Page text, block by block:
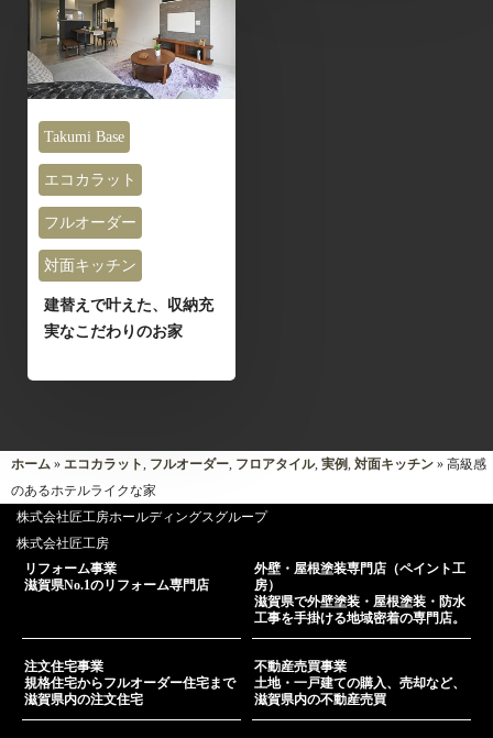
Takumi Base
エコカラット
フルオーダー
対面キッチン
建替えで叶えた、収納充
実なこだわりのお家
ホーム » エコカラット, フルオーダー, フロアタイル, 実例, 対面キッチン » 高級感
のあるホテルライクな家
株式会社匠工房ホールディングスグループ
株式会社匠工房
リフォーム事業
滋賀県No.1のリフォーム専門店
外壁・屋根塗装専門店（ペイント工
房）
滋賀県で外壁塗装・屋根塗装・防水
工事を手掛ける地域密着の専門店。
注文住宅事業
規格住宅からフルオーダー住宅まで
滋賀県内の注文住宅
不動産売買事業
土地・一戸建ての購入、売却など、
滋賀県内の不動産売買